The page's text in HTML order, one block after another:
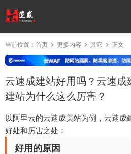
当前位置： 首页 更多内容 其它 正文
云速成建站好用吗？云速
建站为什么这么厉害？
以阿里云的云速成美站为例，云速成
好处和厉害之处：
好用的原因